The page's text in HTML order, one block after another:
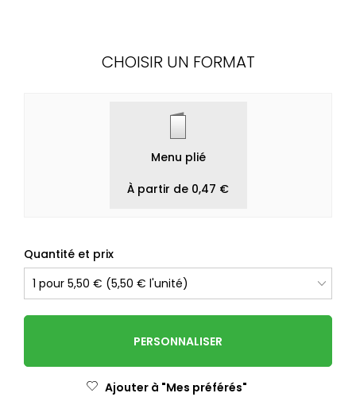
CHOISIR UN FORMAT
Menu plié
À partir de 0,47 €
Quantité et prix
PERSONNALISER
Ajouter à "Mes préférés"